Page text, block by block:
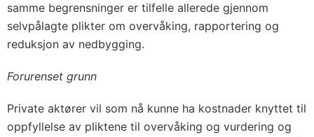
samme begrensninger er tilfelle allerede gjennom
selvpålagte plikter om overvåking, rapportering og
reduksjon av nedbygging.
Forurenset grunn
Private aktører vil som nå kunne ha kostnader knyttet til
oppfyllelse av pliktene til overvåking og vurdering og